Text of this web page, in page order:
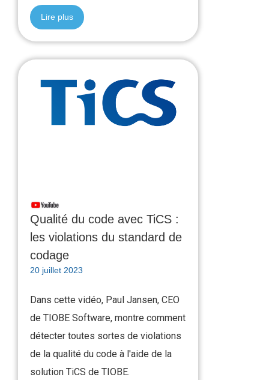
Lire plus
Qualité du code avec TiCS :
les violations du standard de
codage
20 juillet 2023
Dans cette vidéo, Paul Jansen, CEO
de TIOBE Software, montre comment
détecter toutes sortes de violations
de la qualité du code à l'aide de la
solution TiCS de TIOBE.